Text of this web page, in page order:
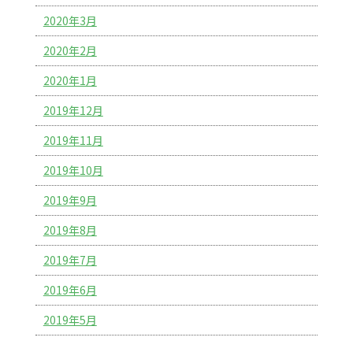
2020年3月
2020年2月
2020年1月
2019年12月
2019年11月
2019年10月
2019年9月
2019年8月
2019年7月
2019年6月
2019年5月